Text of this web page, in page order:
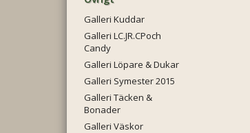
Galleri Kuddar
Galleri LC.JR.CPoch
Candy
Galleri Löpare & Dukar
Galleri Symester 2015
Galleri Täcken &
Bonader
Galleri Väskor